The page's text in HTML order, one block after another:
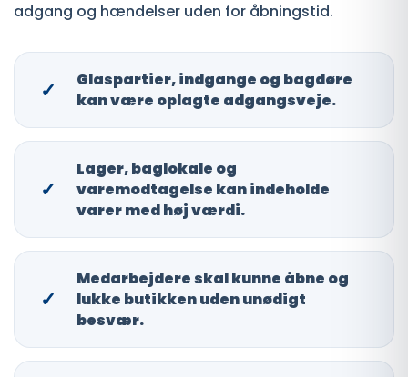
adgang og hændelser uden for åbningstid.
✓
Glaspartier, indgange og bagdøre
kan være oplagte adgangsveje.
✓
Lager, baglokale og
varemodtagelse kan indeholde
varer med høj værdi.
✓
Medarbejdere skal kunne åbne og
lukke butikken uden unødigt
besvær.